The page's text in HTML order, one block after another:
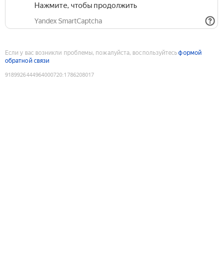
Нажмите, чтобы продолжить
Yandex SmartCaptcha
Если у вас возникли проблемы, пожалуйста, воспользуйтесьформой
обратной связи
9189926444964000720:1786208017